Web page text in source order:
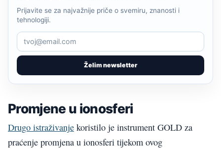
Želim newsletter
Prijavite se za najvažnije priče o svemiru, znanosti i
tehnologiji.
Promjene u ionosferi
Drugo istraživanje koristilo je instrument GOLD za
praćenje promjena u ionosferi tijekom ovog